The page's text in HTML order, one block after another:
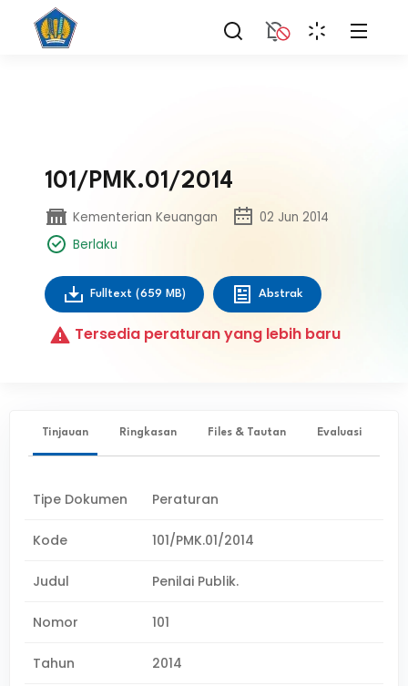
101/PMK.01/2014
Kementerian Keuangan
02 Jun 2014
Berlaku
Fulltext (659 MB) Abstrak
Tersedia peraturan yang lebih baru
Tinjauan Ringkasan Files & Tautan Evaluasi
Tipe Dokumen Peraturan
Kode 101/PMK.01/2014
Judul Penilai Publik.
Nomor 101
Tahun 2014